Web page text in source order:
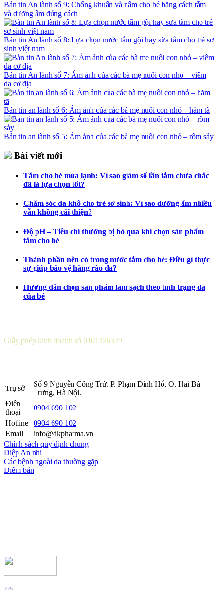
Bản tin An lành số 9: Chống khuẩn và nấm cho bé bằng cách tắm
và dưỡng ẩm đúng cách
Bản tin An lành số 8: Lựa chọn nước tắm gội hay sữa tắm cho trẻ sơ
sinh việt nam
Bản tin An lành số 7: Ám ảnh của các bà mẹ nuôi con nhỏ – viêm
da cơ địa
Bản tin an lành số 6: Ám ảnh của các bà mẹ nuôi con nhỏ – hăm tã
Bản tin an lành số 5: Ám ảnh của các bà mẹ nuôi con nhỏ – rôm sảy
Bài viết mới
Tắm cho bé mùa lạnh: Vì sao giảm số lần tắm chưa chắc
đã là lựa chọn tốt?
Chăm sóc da khô cho trẻ sơ sinh: Vì sao dưỡng ẩm nhiều
vẫn không cải thiện?
Độ pH – Tiêu chí thường bị bỏ qua khi chọn sản phẩm
tắm cho bé
Thành phần nên có trong nước tắm cho bé: Điều gì thực
sự giúp bảo vệ hàng rào da?
Hướng dẫn chọn sản phẩm làm sạch theo tình trạng da
của bé
Giấy phép kinh doanh số 0101326329
Trụ sở
Số 9 Nguyễn Công Trứ, P. Phạm Đình Hổ, Q. Hai Bà
Trưng, Hà Nội.
Điện
thoại
0904 690 102
Hotline
0904 690 102
Email
info@dkpharma.vn
Chính sách quy định chung
Diệp An nhi
Các bệnh ngoài da thường gặp
Điểm bán